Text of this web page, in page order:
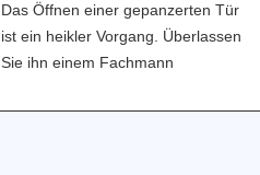
Das Öffnen einer gepanzerten Tür
ist ein heikler Vorgang. Überlassen
Sie ihn einem Fachmann